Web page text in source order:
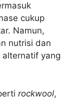
cukup
Namun,
nutrisi dan
yang
rockwool,